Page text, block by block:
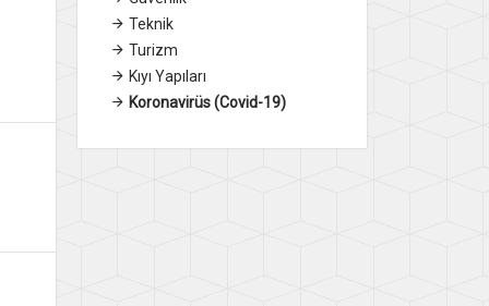
Teknik
Turizm
Kıyı Yapıları
Koronavirüs (Covid-19)